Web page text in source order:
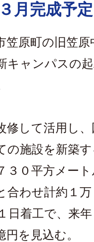
月完成予定
原町の旧笠原
キャンパスの
して活用し
の施設を新築
３０平方メー
合わせ計約１
日着工で、来
を見込む。